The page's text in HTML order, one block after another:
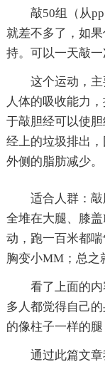
敲50组（从
就差不多了，如
持。可以一天敲
这个运动，
人体的吸收能力
于敲胆经可以使
经上的垃圾排出
外侧的脂肪减少。
适合人群：
全堆在大腿、膝
动，跑一百米都
胸变小MM；总之
看了上面的
多人都觉得自己
的像柱子一样的腿
通过此篇文